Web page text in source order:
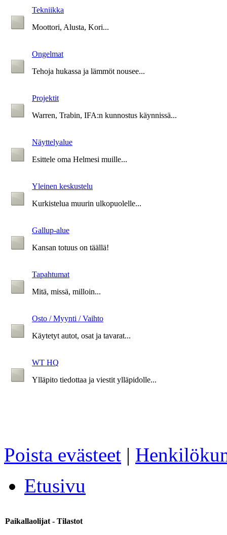
Tekniikka
Moottori, Alusta, Kori...
Ongelmat
Tehoja hukassa ja lämmöt nousee...
Projektit
Warren, Trabin, IFA:n kunnostus käynnissä...
Näyttelyalue
Esittele oma Helmesi muille...
Yleinen keskustelu
Kurkistelua muurin ulkopuolelle...
Gallup-alue
Kansan totuus on täällä!
Tapahtumat
Mitä, missä, milloin...
Osto / Myynti / Vaihto
Käytetyt autot, osat ja tavarat...
WT HQ
Ylläpito tiedottaa ja viestit ylläpidolle...
Poista evästeet |
Etusivu
Paikallaolijat - Tilastot